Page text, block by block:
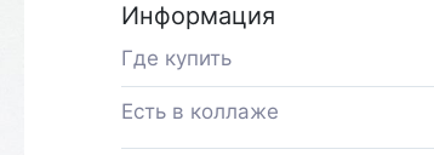
Информация
Где купить
Есть в коллаже